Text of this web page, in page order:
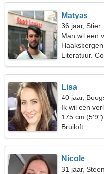
Matyas
36 jaar, Stier
Man wil een
Literatuur,
Lisa
40 jaar,
Ik wil een
175 cm
Bruiloft
Nicole
31 jaar,